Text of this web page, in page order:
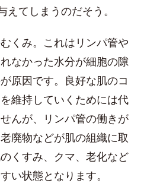
てしまうのだそう。
くみ。これはリンパ管や
なかった水分が細胞の隙
原因です。良好な肌のコ
維持していくためには代
んが、リンパ管の働きが
廃物などが肌の組織に取
くすみ、クマ、老化など
い状態となります。